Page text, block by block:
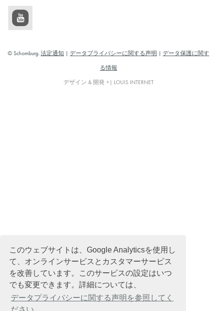
このウェブサイトは、Google Analyticsを使用し
て、オンラインサービスとカスタマーサービス
を改善しています。このサービスの設定はいつ
でも変更できます。詳細については、
データプライバシーに関する声明を参照してく
© Schomburg. 法定通知 データプライバシーに関する声明 データ保護に関す
る情報
デザイン & 開発 +| LOUIS INTERNET